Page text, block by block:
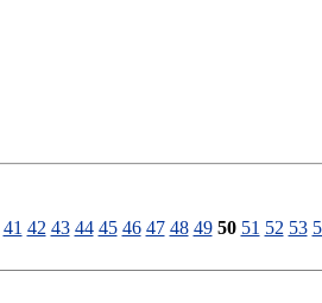
41 42 43 44 45 46 47 48 49 50 51 52 53